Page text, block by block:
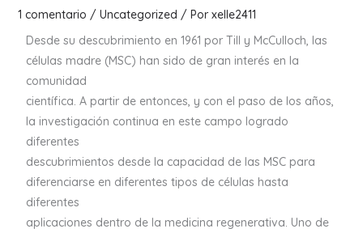
1 comentario / Uncategorized / Por xelle2411
Desde su descubrimiento en 1961 por Till y McCulloch, las
células madre (MSC) han sido de gran interés en la
comunidad
científica. A partir de entonces, y con el paso de los años,
la investigación continua en este campo logrado
diferentes
descubrimientos desde la capacidad de las MSC para
diferenciarse en diferentes tipos de células hasta
diferentes
aplicaciones dentro de la medicina regenerativa. Uno de